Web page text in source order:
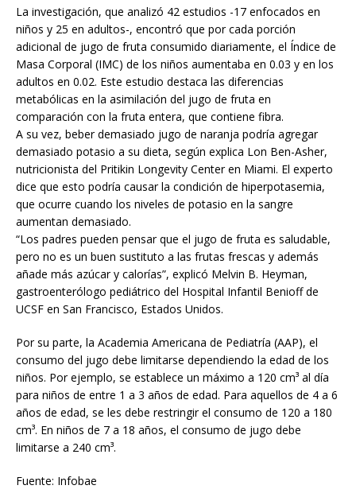
La investigación, que analizó 42 estudios -17 enfocados en
niños y 25 en adultos-, encontró que por cada porción
adicional de jugo de fruta consumido diariamente, el Índice de
Masa Corporal (IMC) de los niños aumentaba en 0.03 y en los
adultos en 0.02. Este estudio destaca las diferencias
metabólicas en la asimilación del jugo de fruta en
comparación con la fruta entera, que contiene fibra.
A su vez, beber demasiado jugo de naranja podría agregar
demasiado potasio a su dieta, según explica Lon Ben-Asher,
nutricionista del Pritikin Longevity Center en Miami. El experto
dice que esto podría causar la condición de hiperpotasemia,
que ocurre cuando los niveles de potasio en la sangre
aumentan demasiado.
“Los padres pueden pensar que el jugo de fruta es saludable,
pero no es un buen sustituto a las frutas frescas y además
añade más azúcar y calorías”, explicó Melvin B. Heyman,
gastroenterólogo pediátrico del Hospital Infantil Benioff de
UCSF en San Francisco, Estados Unidos.
Por su parte, la Academia Americana de Pediatría (AAP), el
consumo del jugo debe limitarse dependiendo la edad de los
niños. Por ejemplo, se establece un máximo a 120 cm³ al día
para niños de entre 1 a 3 años de edad. Para aquellos de 4 a 6
años de edad, se les debe restringir el consumo de 120 a 180
cm³. En niños de 7 a 18 años, el consumo de jugo debe
limitarse a 240 cm³.
Fuente: Infobae